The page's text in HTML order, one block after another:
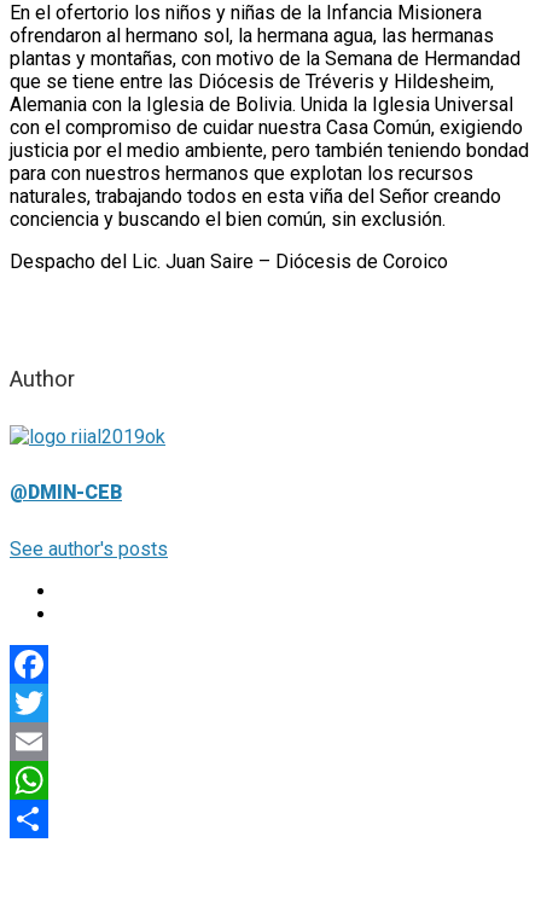
En el ofertorio los niños y niñas de la Infancia Misionera
ofrendaron al hermano sol, la hermana agua, las hermanas
plantas y montañas, con motivo de la Semana de Hermandad
que se tiene entre las Diócesis de Tréveris y Hildesheim,
Alemania con la Iglesia de Bolivia. Unida la Iglesia Universal
con el compromiso de cuidar nuestra Casa Común, exigiendo
justicia por el medio ambiente, pero también teniendo bondad
para con nuestros hermanos que explotan los recursos
naturales, trabajando todos en esta viña del Señor creando
conciencia y buscando el bien común, sin exclusión.
Despacho del Lic. Juan Saire – Diócesis de Coroico
Author
@DMIN-CEB
See author's posts
Facebook
Twitter
Email
WhatsApp